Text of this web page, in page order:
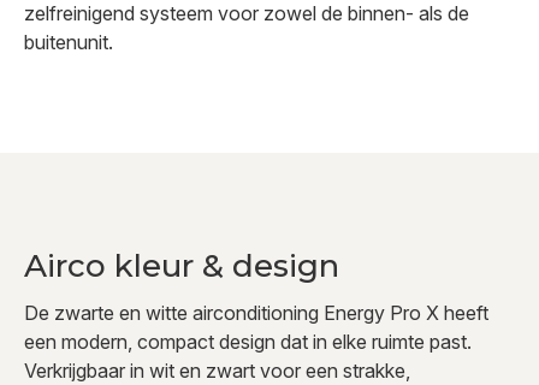
zelfreinigend systeem voor zowel de binnen- als de
buitenunit.
Airco kleur & design
De zwarte en witte airconditioning Energy Pro X heeft
een modern, compact design dat in elke ruimte past.
Verkrijgbaar in wit en zwart voor een strakke,